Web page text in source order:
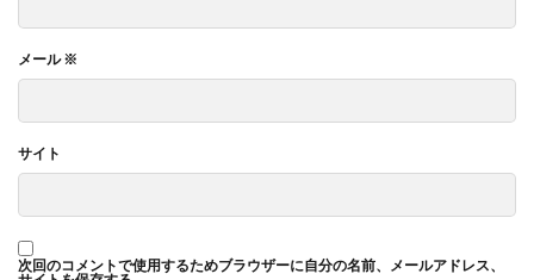
メール※
サイト
次回のコメントで使用するためブラウザーに自分の名前、メールアドレス、